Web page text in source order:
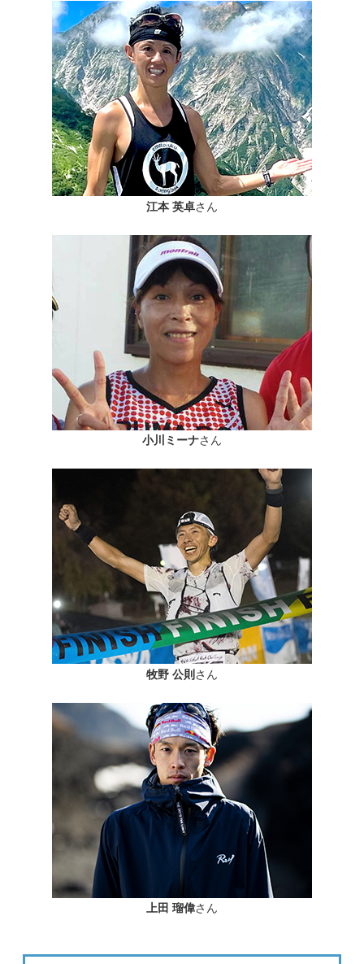
江本 英卓さん
小川ミーナさん
牧野 公則 さん
上田 瑠偉さん